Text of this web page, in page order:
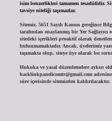
isim benzerlikleri tamamen tesadüfidir.
tavsiye niteliği taşımazlar.
Sitemiz, 5651 Sayılı Kanun gereğince
tarafından onaylanmış bir Yer
sitedeki içerikleri proaktif olarak
bulunmamaktadır. Ancak, üyelerimiz
taşımakta olup, siteye üye olarak bu
Hukuka ve yasal düzenlemelere aykırı
backlinkpanelicomtr@gmail.com
süre içerisinde sitemizden kaldırılacaktır.